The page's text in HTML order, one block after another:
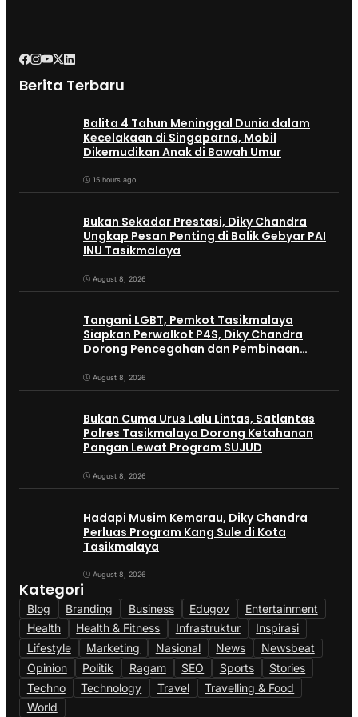
Berita Terbaru
Balita 4 Tahun Meninggal Dunia dalam
Kecelakaan di Singaparna, Mobil
Dikemudikan Anak di Bawah Umur
15 hours ago
Bukan Sekadar Prestasi, Diky Chandra
Ungkap Pesan Penting di Balik Gebyar PAI
INU Tasikmalaya
August 8, 2026
Tangani LGBT, Pemkot Tasikmalaya
Siapkan Perwalkot P4S, Diky Chandra
Dorong Pencegahan dan Pembinaan
August 8, 2026
Bukan Cuma Urus Lalu Lintas, Satlantas
Polres Tasikmalaya Dorong Ketahanan
Pangan Lewat Program SUJUD
August 8, 2026
Hadapi Musim Kemarau, Diky Chandra
Perluas Program Kang Sule di Kota
Tasikmalaya
August 8, 2026
Kategori
Blog Branding Business Edugov
Entertainment
Health
Health & Fitness Infrastruktur
Inspirasi
Lifestyle
Marketing Nasional News
Newsbeat
Opinion
Politik Ragam SEO Sports
Stories
Techno
Technology Travel
Travelling & Food
World